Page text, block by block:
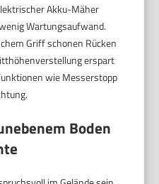
Akku-Mäher
Wartungsaufwand.
Griff schonen Rücken
erspart
wie Messerstopp
Boden